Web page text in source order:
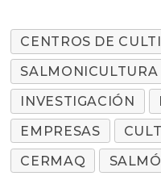
CENTROS DE
SALMONICULTURA
INVESTIGACIÓN
EMPRESAS
CERMAQ